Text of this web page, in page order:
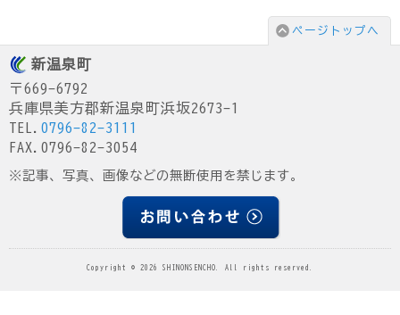
ページトップへ
新温泉町
〒669-6792
兵庫県美方郡新温泉町浜坂2673-1
TEL. 0796-82-3111
FAX.0796-82-3054
※記事、写真、画像などの無断使用を禁じます。
Copyright © 2026 SHINONSENCHO. All rights reserved.